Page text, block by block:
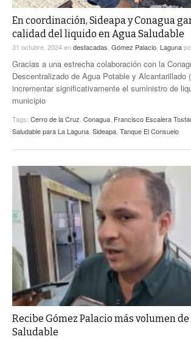
A TODA LEY
ENTRE LAGUNEROS
ACTUALIDADES GREM
PULSO
En coordinación, Sideapa y Conagua
calidad del liquido en Agua Saludable
31 octubre, 2024endestacadas Gómez Palacio Laguna
Gracias a una estrecha colaboración con la
Descentralizado de Agua Potable y Alcantarillado
incrementar significativamente el suministro de
municipio
Tags: Cerro de la Cruz Conagua Francisco Escalera
Saludable para La Laguna Sideapa Tanque El Consuelo
Recibe Gómez Palacio más volumen
Saludable